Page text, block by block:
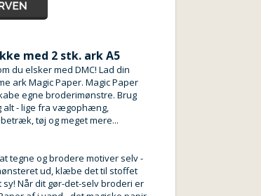
med 2 stk. ark A5
du elsker med DMC! Lad din
ark Magic Paper. Magic Paper
egne broderimønstre. Brug
alt - lige fra vægophæng,
tøj og meget mere...
tegne og brodere motiver selv -
ud, klæbe det til stoffet
Når dit gør-det-selv broderi er